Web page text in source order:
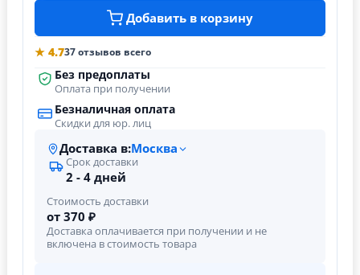
Добавить в корзину
★ 4.737 отзывов всего
Без предоплаты
Оплата при получении
Безналичная оплата
Скидки для юр. лиц
Доставка в:Москва
Срок доставки
2 - 4 дней
Стоимость доставки
от 370 ₽
Доставка оплачивается при получении и не
включена в стоимость товара